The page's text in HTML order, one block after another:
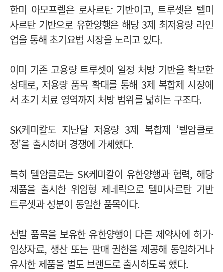
한미 아모프렐은 로사르탄 기반이고, 트루셋은 텔미
사르탄 기반으로 유한양행은 해당 3제 최저용량 라인
업을 통해 초기요법 시장을 노리고 있다.
이미 기존 고용량 트루셋이 일정 처방 기반을 확보한
상태로, 저용량 품목 확대를 통해 3제 복합제 시장에
서 초기 치료 영역까지 처방 범위를 넓히는 구조다.
SK케미칼도 지난달 저용량 3제 복합제 ‘텔암클로
정’을 출시하며 경쟁에 가세했다.
특히 텔암클로는 SK케미칼이 유한양행과 협력, 해당
제품을 출시한 위임형 제네릭으로 텔미사르탄 기반
트루셋과 성분이 동일한 품목이다.
선발 품목을 보유한 유한양행이 다른 제약사에 허가·
임상자료, 생산 또는 판매 권한을 제공해 동일하거나
유사한 제품을 별도 브랜드로 출시하도록 했다.